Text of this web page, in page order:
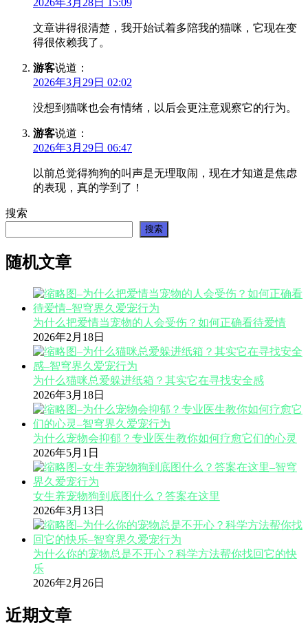
2026年3月28日 15:09
文章讲得很清楚，我开始试着多陪我的猫咪，它现在变
得很依赖我了。
游客说道：
2026年3月29日 02:02
没想到猫咪也会有情绪，以后会更注意观察它的行为。
游客说道：
2026年3月29日 06:47
以前总觉得狗狗的叫声是无理取闹，现在才知道是焦虑
的表现，真的学到了！
搜索
搜索
随机文章
为什么把爱情当宠物的人会受伤？如何正确看待爱情
2026年2月18日
为什么猫咪总爱躲进纸箱？其实它在寻找安全感
2026年3月18日
为什么宠物会抑郁？专业医生教你如何疗愈它们的心灵
2026年5月1日
女生养宠物狗到底图什么？答案在这里
2026年3月13日
为什么你的宠物总是不开心？科学方法帮你找回它的快
乐
2026年2月26日
近期文章